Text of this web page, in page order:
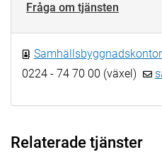
Fråga om tjänsten
0224 - 74 70 00 (växel)
Relaterade tjänster